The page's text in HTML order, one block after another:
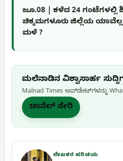
ಜೂ.08 | ಕಳೆದ 24 ಗಂಟೆಗಳಲ್ಲಿ
ಚಿಕ್ಕಮಗಳೂರು ಜಿಲ್ಲೆಯ ಯಾವೆಲ್ಲ
ಮಳೆ ?
ಮಲೆನಾಡಿನ ವಿಶ್ವಾಸಾರ್ಹ
Malnad Times ಅಪ್‌ಡೇಟ್‌ಗಳನ್ನು
ಚಾನೆಲ್ ಸೇರಿ
ಲೇಖಕರ ಪರಿಚಯ